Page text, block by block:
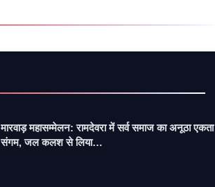
मारवाड़ महासम्मेलन: रामदेवरा में सर्व समाज का अनूठा एकता
संगम, जल कलश से लिया…